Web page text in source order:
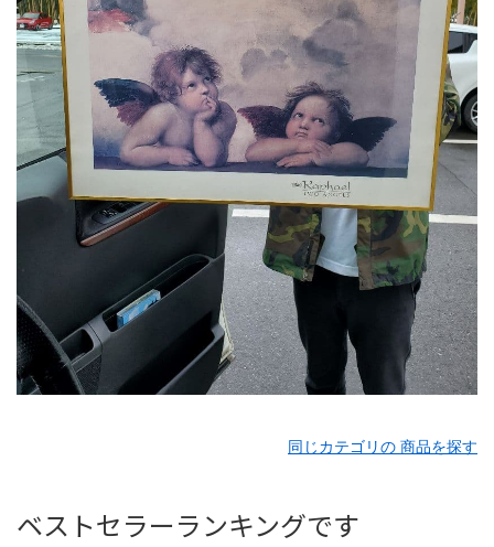
同じカテゴリの 商品を探す
ベストセラーランキングです